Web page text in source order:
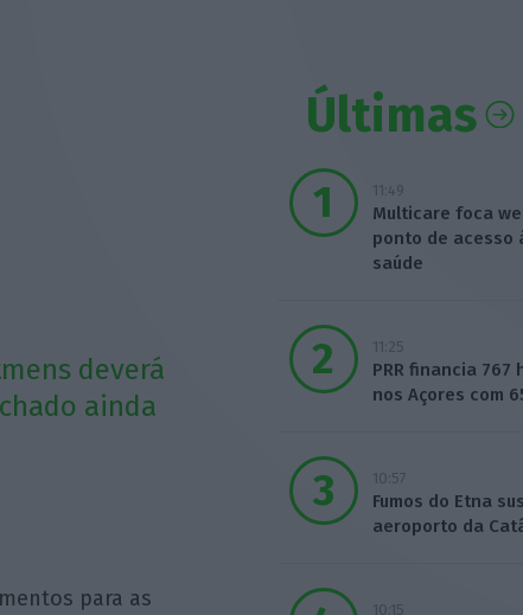
deverá
ainda
para as
Últimas
11:49
Multicare foca
ponto de acesso
saúde
11:25
PRR financia 767
nos Açores com
10:57
Fumos do Etna
aeroporto da
10:15